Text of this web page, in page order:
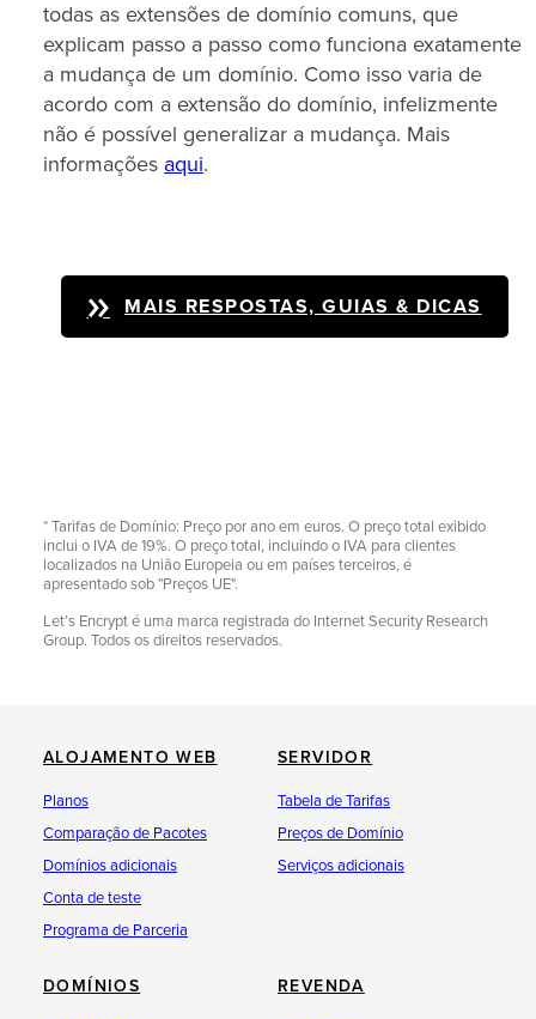
todas as extensões de domínio comuns, que
explicam passo a passo como funciona exatamente
a mudança de um domínio. Como isso varia de
acordo com a extensão do domínio, infelizmente
não é possível generalizar a mudança. Mais
informações aqui.
MAIS RESPOSTAS, GUIAS & DICAS
* Tarifas de Domínio: Preço por ano em euros. O preço total exibido
inclui o IVA de 19%. O preço total, incluindo o IVA para clientes
localizados na União Europeia ou em países terceiros, é
apresentado sob "Preços UE".
Let’s Encrypt é uma marca registrada do Internet Security Research
Group. Todos os direitos reservados.
ALOJAMENTO WEB
Planos
Comparação de Pacotes
Domínios adicionais
Conta de teste
Programa de Parceria
SERVIDOR
Tabela de Tarifas
Preços de Domínio
Serviços adicionais
DOMÍNIOS REVENDA